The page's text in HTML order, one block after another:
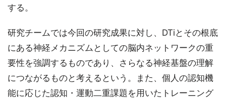
する。
研究チームでは今回の研究成果に対し、DTiとその根底
にある神経メカニズムとしての脳内ネットワークの重
要性を強調するものであり、さらなる神経基盤の理解
につながるものと考えるという。また、個人の認知機
能に応じた認知・運動二重課題を用いたトレーニング